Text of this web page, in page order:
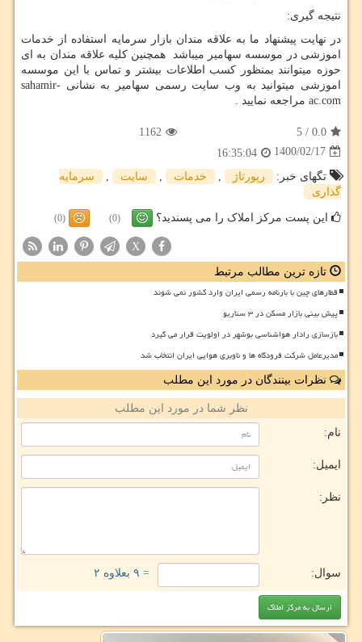
نتیجه گیری:
در نهایت پیشنهاد ما به علاقه مندان بازار سرمایه استفاده از خدمات
اموزشی در موسسه سهامیر میباشد همچنین کلیه علاقه مندان به ای
حوزه میتوانند بمنظور کسب اطلاعات بیشتر و تماس با این موسسه
اموزشی میتوانید به وب سایت رسمی سهامیر به نشانی sahamir-
ac.com مراجعه نمایید .
0.0
/
5
1162
1400/02/17
16:35:04
تگهای خبر:
رپورتاژ خدمات سایت
سرمایه
گذاری
این پست مرکز املاک را می پسندید؟ (0)
(0)
X
تازه ترین مطالب مرتبط
قطارهای چین با بارنامه رسمی ایران وارد کشور نمی شوند
پیش بینی بازار مسکن در ۳ سناریو
بازسازی رادار هواشناسی بوشهر در اولویت قرار می گیرد
مدیرعامل شرکت فرودگاه ها و ناوبری هوایی ایران انتخاب شد
نظرات بینندگان در مورد این مطلب
نظر شما در مورد این مطلب
نام:
ایمیل:
نظر:
سوال: = ۹ بعلاوه ۲